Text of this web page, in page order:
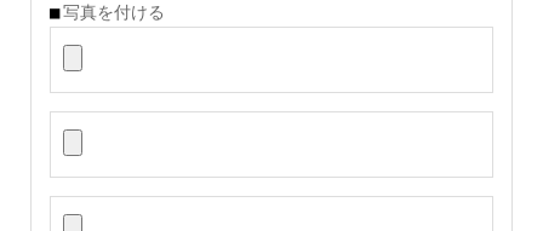
写真を付ける